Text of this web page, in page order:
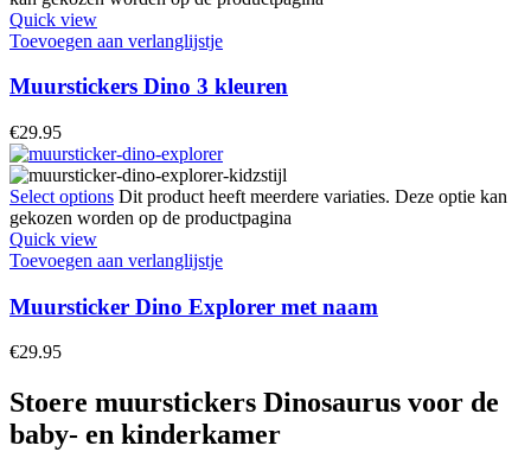
Quick view
Toevoegen aan verlanglijstje
Muurstickers Dino 3 kleuren
€29.95
Select options Dit product heeft meerdere variaties. Deze optie kan
gekozen worden op de productpagina
Quick view
Toevoegen aan verlanglijstje
Muursticker Dino Explorer met naam
€29.95
Stoere muurstickers Dinosaurus voor de
baby- en kinderkamer